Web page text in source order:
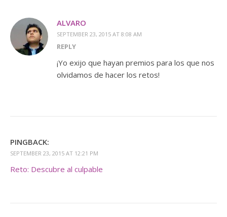
ALVARO
SEPTEMBER 23, 2015 AT 8:08 AM
REPLY
¡Yo exijo que hayan premios para los que nos
olvidamos de hacer los retos!
PINGBACK:
SEPTEMBER 23, 2015 AT 12:21 PM
Reto: Descubre al culpable